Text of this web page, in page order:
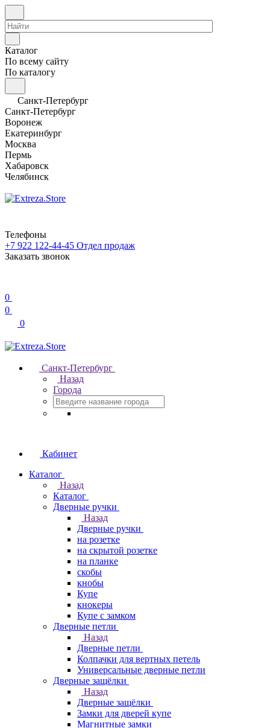
Каталог
По всему сайту
По каталогу
Санкт-Петербург
Санкт-Петербург
Воронеж
Екатеринбург
Москва
Пермь
Хабаровск
Челябинск
Телефоны
+7 922 122-44-45 Отдел продаж
Заказать звонок
0
0
0
Санкт-Петербург
Назад
Города
Кабинет
Каталог
Назад
Каталог
Дверные ручки
Назад
Дверные ручки
на розетке
на скрытой розетке
на планке
скобы
кнобы
Купе
кнокеры
Купе с замком
Дверные петли
Назад
Дверные петли
Колпачки для вертных петель
Универсальные дверные петли
Дверные защёлки
Назад
Дверные защёлки
Замки для дверей купе
Магнитные замки